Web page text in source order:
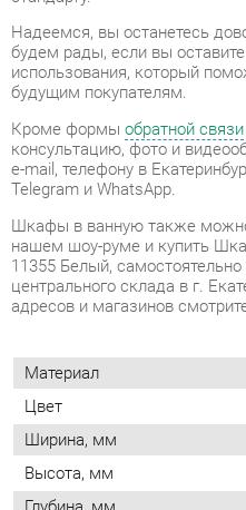
Кроме формы
консультацию, фото и
e-mail, телефону в
Telegram и WhatsApp.
Шкафы в ванную также можно
нашем шоу-руме и купить Шкаф
11355 Белый, самостоятельно
центрального склада в г.
адресов и магазинов смотрите
Материал
Цвет
Ширина, мм
Глубина, мм
Расположение
Комплектация (шкафы и
стеллажи)
Форма (шкафы и стеллажи)